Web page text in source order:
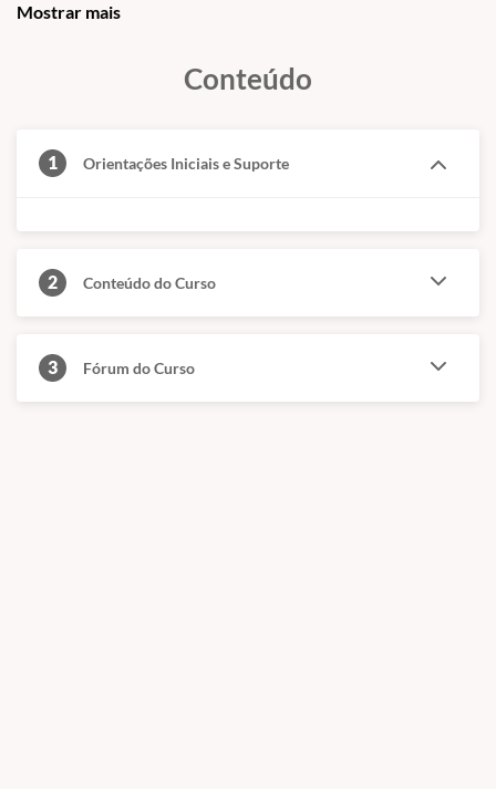
emCURSOS / ACESSO A SERVIDORES
Mostrar mais
Conteúdo
1 Orientações Iniciais e Suporte
2 Conteúdo do Curso
3 Fórum do Curso